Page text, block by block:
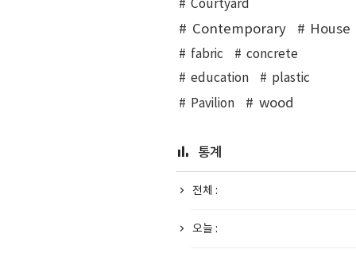
Courtyard
Contemporary House
fabric
concrete
education
plastic
Pavilion
wood
통계
전체 :
오늘 :